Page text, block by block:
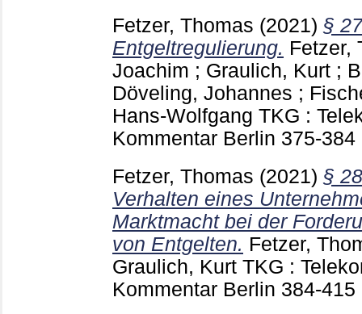
Fetzer, Thomas (2021) §
Entgeltregulierung. Fetzer,
Joachim ; Graulich, Kurt ;
Döveling, Johannes ;
Hans-Wolfgang TKG :
Kommentar Berlin 375-384
Fetzer, Thomas (2021) §
Verhalten eines
Marktmacht bei der
von Entgelten. Fetzer,
Graulich, Kurt TKG :
Kommentar Berlin 384-415